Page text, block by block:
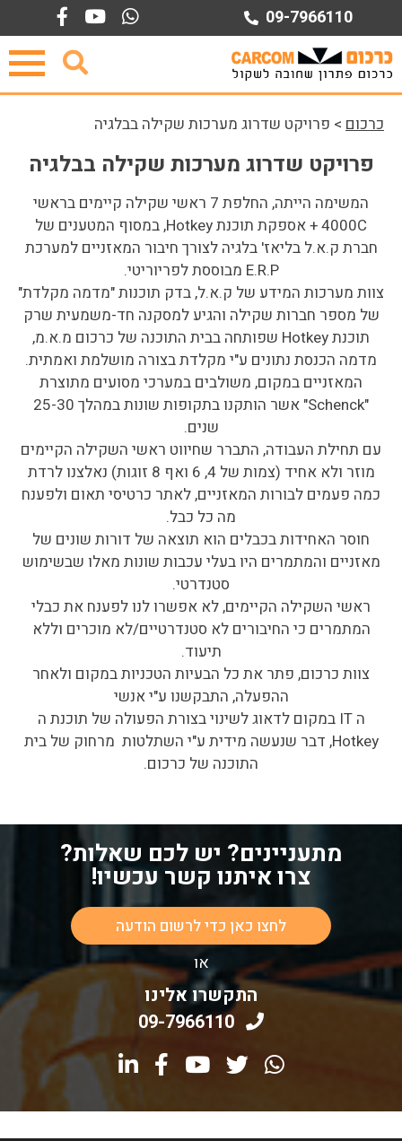
to
content
09-7966110
כרכום > פרויקט שדרוג מערכות שקילה בבלגיה
פרויקט שדרוג מערכות שקילה בבלגיה
המשימה הייתה, החלפת 7 ראשי שקילה קיימים בראשי
4000C + אספקת תוכנת Hotkey, במסוף המטענים של
חברת ק.א.ל בליאז' בלגיה לצורך חיבור המאזניים למערכת
E.R.P מבוססת לפריוריטי.
צוות מערכות המידע של ק.א.ל, בדק תוכנות "מדמה מקלדת"
של מספר חברות שקילה והגיע למסקנה חד-משמעית שרק
תוכנת Hotkey שפותחה בבית התוכנה של כרכום מ.א.מ,
מדמה הכנסת נתונים ע"י מקלדת בצורה מושלמת ואמתית.
המאזניים במקום, משולבים במערכי מסועים מתוצרת
"Schenck" אשר הותקנו בתקופות שונות במהלך 25-30
שנים.
עם תחילת העבודה, התברר שחיווט ראשי השקילה הקיימים
מוזר ולא אחיד (צמות של 4, 6 ואף 8 זוגות) נאלצנו לרדת
כמה פעמים לבורות המאזניים, לאתר כרטיסי תאום ולפענח
מה כל כבל.
חוסר האחידות בכבלים הוא תוצאה של דורות שונים של
מאזניים והמתמרים היו בעלי עכבות שונות מאלו שבשימוש
סטנדרטי.
ראשי השקילה הקיימים, לא אפשרו לנו לפענח את כבלי
המתמרים כי החיבורים לא סטנדרטיים/לא מוכרים וללא
תיעוד.
צוות כרכום, פתר את כל הבעיות הטכניות במקום ולאחר
ההפעלה, התבקשנו ע"י אנשי
ה IT במקום לדאוג לשינוי בצורת הפעולה של תוכנת ה
Hotkey, דבר שנעשה מידית ע"י השתלטות מרחוק של בית
התוכנה של כרכום.
מתעניינים? יש לכם שאלות?
צרו איתנו קשר עכשיו!
לחצו כאן כדי לרשום הודעה
או
התקשרו אלינו
09-7966110